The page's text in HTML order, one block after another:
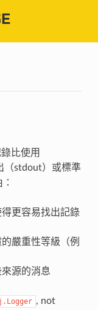
比使用
（stdout）或標準
更容易找出記錄
嚴重性等級（例
源的消息
, not